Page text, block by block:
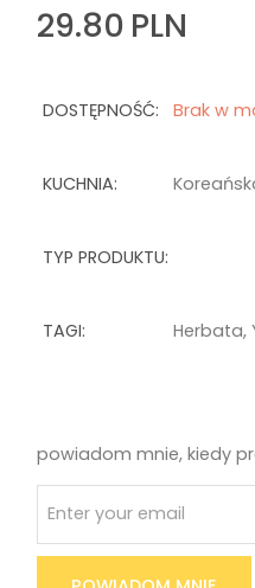
29.80 PLN
DOSTĘPNOŚĆ: Brak w
KUCHNIA:
TYP PRODUKTU:
TAGI: Herbata,
powiadom mnie, kiedy